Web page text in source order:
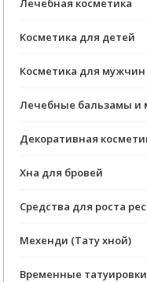
Косметика для детей
Косметика для мужчин
Лечебные бальзамы и
Декоративная
Хна для бровей
Средства для роста
Мехенди (Тату хной)
Временные